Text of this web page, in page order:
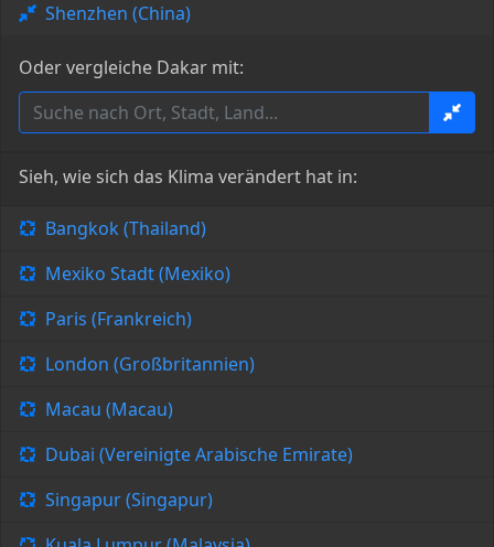
Shenzhen (China)
Oder vergleiche Dakar mit:
Sieh, wie sich das Klima verändert hat in:
Bangkok (Thailand)
Mexiko Stadt (Mexiko)
Paris (Frankreich)
London (Großbritannien)
Macau (Macau)
Dubai (Vereinigte Arabische Emirate)
Singapur (Singapur)